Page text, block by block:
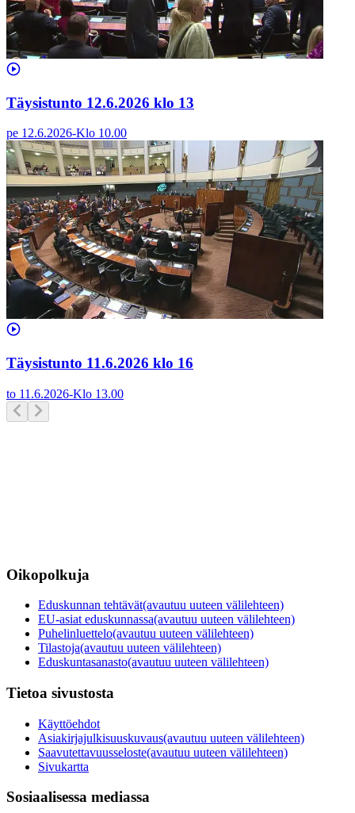
Täysistunto 12.6.2026 klo 13
pe 12.6.2026-Klo 10.00
Täysistunto 11.6.2026 klo 16
to 11.6.2026-Klo 13.00
Oikopolkuja
Eduskunnan tehtävät(avautuu uuteen välilehteen)
EU-asiat eduskunnassa(avautuu uuteen välilehteen)
Puhelinluettelo(avautuu uuteen välilehteen)
Tilastoja(avautuu uuteen välilehteen)
Eduskuntasanasto(avautuu uuteen välilehteen)
Tietoa sivustosta
Käyttöehdot
Asiakirjajulkisuuskuvaus(avautuu uuteen välilehteen)
Saavutettavuusseloste(avautuu uuteen välilehteen)
Sivukartta
Sosiaalisessa mediassa